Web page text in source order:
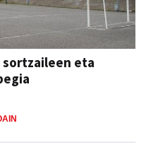
sortzaileen eta